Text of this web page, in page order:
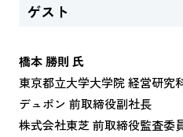
ゲスト
橋本 勝則 氏
東京都立大学大学院 経営研究
デュポン 前取締役副社長
株式会社東芝 前取締役監査委